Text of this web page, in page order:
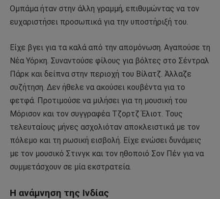
Ομπάμα ήταν στην άλλη γραμμή, επιθυμώντας να τον
ευχαριστήσει προσωπικά για την υποστήριξή του.
Είχε βγει για τα καλά από την απομόνωση. Αγαπούσε τη
Νέα Υόρκη. Συναντούσε φίλους για βόλτες στο Σέντραλ
Πάρκ και δείπνα στην περιοχή του Βίλατζ. Άλλαζε
συζήτηση. Δεν ήθελε να ακούσει κουβέντα για το
φετφά. Προτιμούσε να μιλήσει για τη μουσική του
Μόρισον και τον συγγραφέα Τζορτζ Έλιοτ. Τους
τελευταίους μήνες ασχολιόταν αποκλειστικά με τον
πόλεμο και τη ρωσική εισβολή. Είχε ενώσει δυνάμεις
με τον μουσικό Στινγκ και τον ηθοποιό Σον Πέν για να
συμμετάσχουν σε μία εκστρατεία.
Η ανάμνηση της Ινδίας